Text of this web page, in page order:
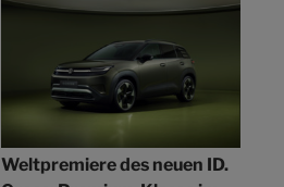
Weltpremiere des neuen ID.